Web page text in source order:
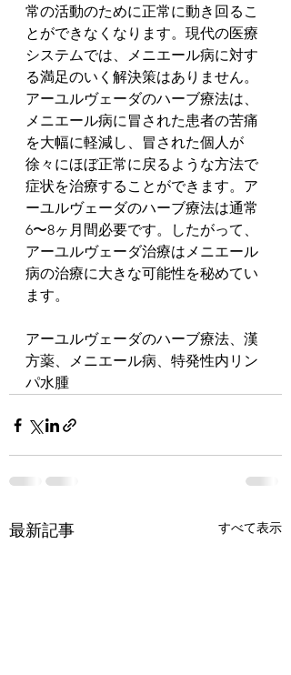
常の活動のために正常に動き回るこ
とができなくなります。現代の医療
システムでは、メニエール病に対す
る満足のいく解決策はありません。
アーユルヴェーダのハーブ療法は、
メニエール病に冒された患者の苦痛
を大幅に軽減し、冒された個人が
徐々にほぼ正常に戻るような方法で
症状を治療することができます。ア
ーユルヴェーダのハーブ療法は通常
6〜8ヶ月間必要です。したがって、
アーユルヴェーダ治療はメニエール
病の治療に大きな可能性を秘めてい
ます。
アーユルヴェーダのハーブ療法、漢
方薬、メニエール病、特発性内リン
パ水腫
最新記事 すべて表示